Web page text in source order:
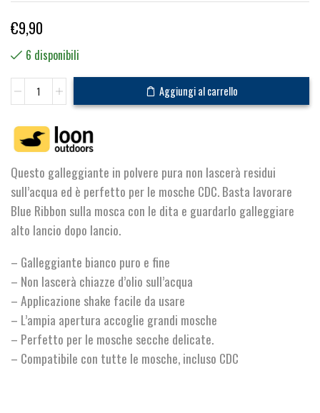
€9,90
6 disponibili
Ribbon
Aggiungi al carrello
Questo galleggiante in polvere pura non lascerà residui
sull’acqua ed è perfetto per le mosche CDC. Basta lavorare
Blue Ribbon sulla mosca con le dita e guardarlo galleggiare
alto lancio dopo lancio.
– Galleggiante bianco puro e fine
– Non lascerà chiazze d’olio sull’acqua
– Applicazione shake facile da usare
– L’ampia apertura accoglie grandi mosche
– Perfetto per le mosche secche delicate.
– Compatibile con tutte le mosche, incluso CDC